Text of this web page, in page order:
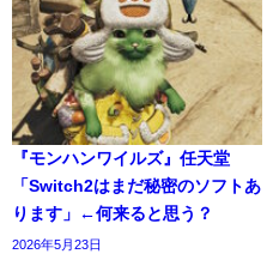
『モンハンワイルズ』任天堂
「Switch2はまだ秘密のソフトあ
ります」←何来ると思う？
2026年5月23日